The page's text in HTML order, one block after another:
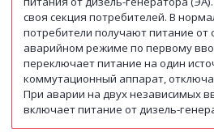
своя секция потребителей. В
потребители получают питание от
аварийном режиме по первому
переключает питание на один
коммутационный аппарат,
При аварии на двух независимых
включает питание от дизель-